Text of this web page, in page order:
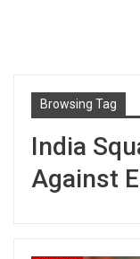
Browsing Tag
India
Against